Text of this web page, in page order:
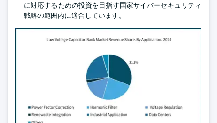
に対応するための投資を目指す国家サイバーセキュリティ
戦略の範囲内に適合しています。